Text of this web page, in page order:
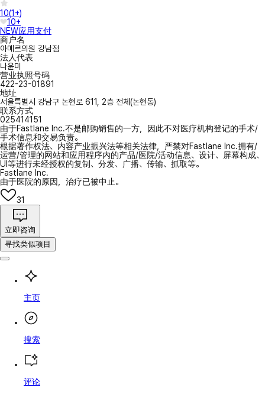
10(1+)
10+
NEW应用支付
商户名
아메르의원 강남점
法人代表
나윤미
营业执照号码
422-23-01891
地址
서울특별시 강남구 논현로 611, 2층 전체(논현동)
联系方式
025414151
由于Fastlane Inc.不是邮购销售的一方，因此不对医疗机构登记的手术/
手术信息和交易负责。
根据著作权法、内容产业振兴法等相关法律，严禁对Fastlane Inc.拥有/
运营/管理的网站和应用程序内的产品/医院/活动信息、设计、屏幕构成、
UI等进行未经授权的复制、分发、广播、传输、抓取等。
Fastlane Inc.
由于医院的原因，治疗已被中止。
31
立即咨询
寻找类似项目
主页
搜索
评论